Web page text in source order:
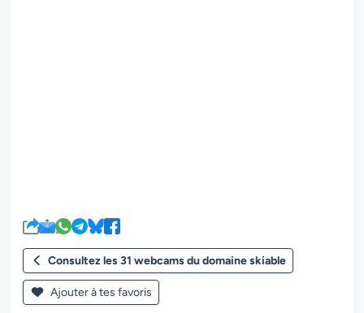
Consultez les 31 webcams du domaine skiable
Ajouter à tes favoris